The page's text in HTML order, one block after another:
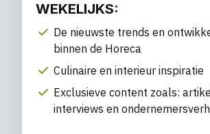
WEKELIJKS:
De nieuwste trends en
binnen de Horeca
Culinaire en interieur inspiratie
Exclusieve content zoals:
interviews en